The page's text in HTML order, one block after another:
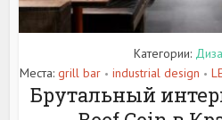
Категории:
Места: grill bar • industrial design •
Брутальный